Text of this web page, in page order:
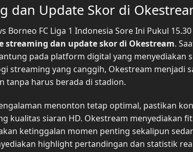
dan Update Skor di
Borneo FC Liga 1 Indonesia Sore Ini Pukul
streaming dan update skor di Okestream.
pada platform digital yang menyediakan
streaming yang canggih, Okestream menjadi
tanpa harus berada di stadion.
menonton tetap optimal, pastikan
kualitas siaran HD. Okestream menyediakan
ketinggalan momen penting sekalipun
highlight pertandingan dan statistik